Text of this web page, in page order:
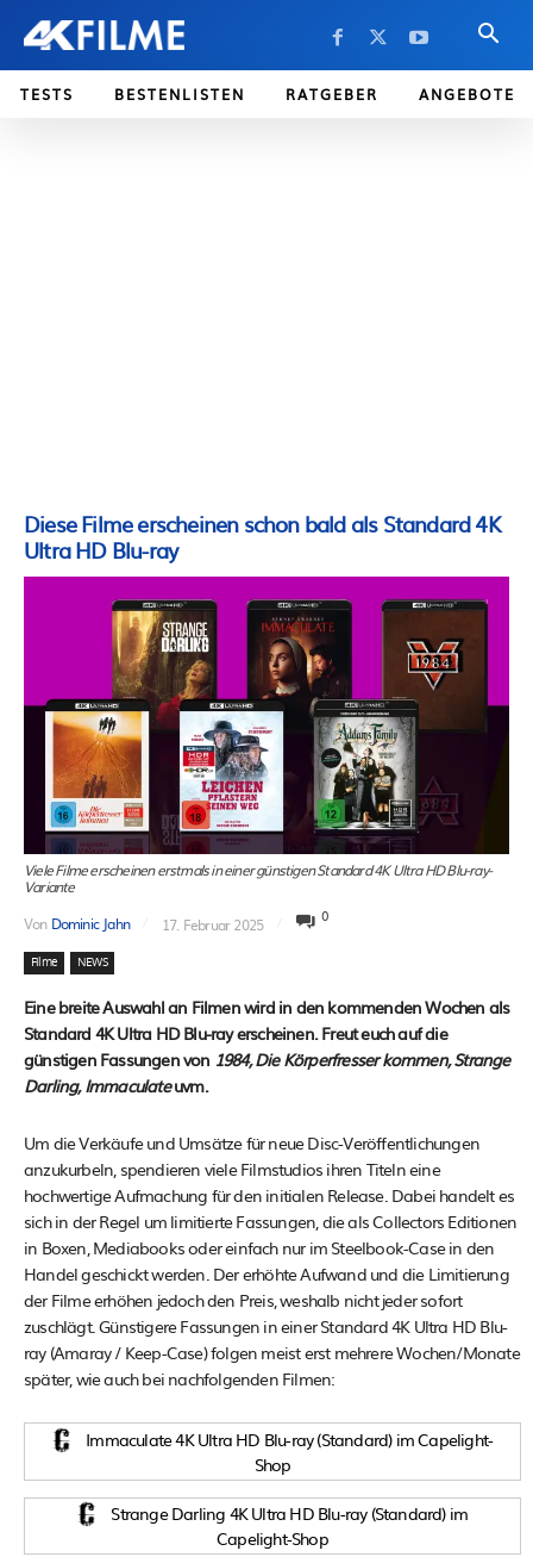
TESTS BESTENLISTEN RATGEBER ANGEBOTE
Diese Filme erscheinen schon bald als Standard 4K
Ultra HD Blu-ray
Viele Filme erscheinen erstmals in einer günstigen Standard 4K Ultra HD Blu-ray-
Variante
Von Dominic Jahn 17. Februar 2025 0
Filme NEWS
Eine breite Auswahl an Filmen wird in den kommenden Wochen als
Standard 4K Ultra HD Blu-ray erscheinen. Freut euch auf die
günstigen Fassungen von 1984, Die Körperfresser kommen, Strange
Darling, Immaculateuvm.
Um die Verkäufe und Umsätze für neue Disc-Veröffentlichungen
anzukurbeln, spendieren viele Filmstudios ihren Titeln eine
hochwertige Aufmachung für den initialen Release. Dabei handelt es
sich in der Regel um limitierte Fassungen, die als Collectors Editionen
in Boxen, Mediabooks oder einfach nur im Steelbook-Case in den
Handel geschickt werden. Der erhöhte Aufwand und die Limitierung
der Filme erhöhen jedoch den Preis, weshalb nicht jeder sofort
zuschlägt. Günstigere Fassungen in einer Standard 4K Ultra HD Blu-
ray (Amaray / Keep-Case) folgen meist erst mehrere Wochen/Monate
später, wie auch bei nachfolgenden Filmen:
Immaculate 4K Ultra HD Blu-ray (Standard) im Capelight-
Shop
Strange Darling 4K Ultra HD Blu-ray (Standard) im
Capelight-Shop